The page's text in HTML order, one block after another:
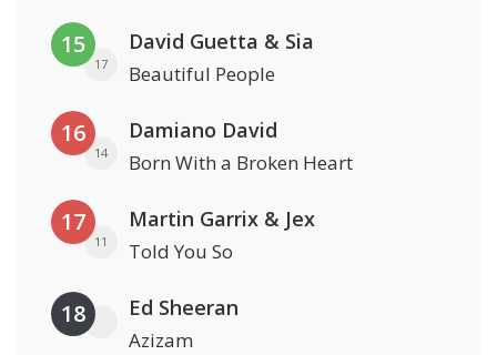
15
17
David Guetta & Sia
Beautiful People
16
14
Damiano David
Born With a Broken Heart
17
11
Martin Garrix & Jex
Told You So
18 Ed Sheeran
Azizam